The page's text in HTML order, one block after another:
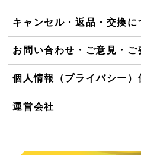
キャンセル・返品・交換に
お問い合わせ・ご意見・ご
個人情報（プライバシー）
運営会社